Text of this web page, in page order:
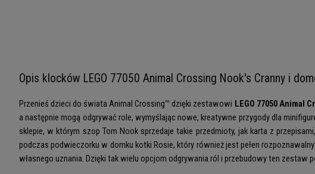
Opis klocków LEGO 77050 Animal Crossing Nook's Cranny i
Przenieś dzieci do świata Animal Crossing™ dzięki zestawowi LEGO 77050 Animal
a następnie mogą odgrywać role, wymyślając nowe, kreatywne przygody dla
sklepie, w którym szop Tom Nook sprzedaje takie przedmioty, jak karta z
podczas podwieczorku w domku kotki Rosie, który również jest pełen
własnego uznania. Dzięki tak wielu opcjom odgrywania ról i przebudowy ten